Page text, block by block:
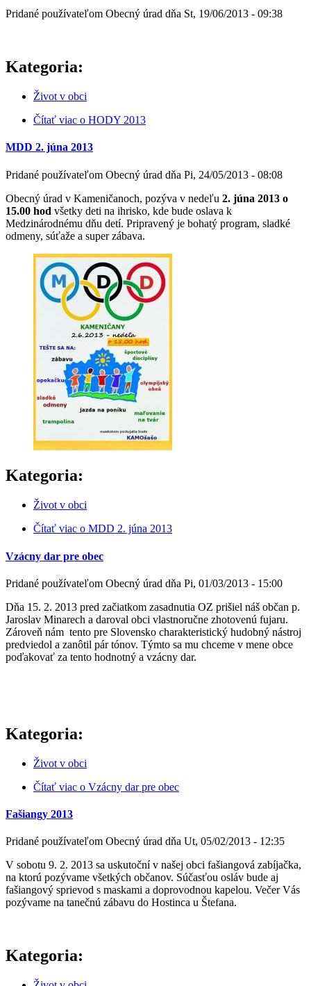
Pridané používateľom Obecný úrad dňa St, 19/06/2013 - 09:38
Kategoria:
Život v obci
Čítať viac o HODY 2013
MDD 2. júna 2013
Pridané používateľom Obecný úrad dňa Pi, 24/05/2013 - 08:08
Obecný úrad v Kameničanoch, pozýva v nedeľu 2. júna 2013 o
15.00 hod všetky deti na ihrisko, kde bude oslava k
Medzinárodnému dňu detí. Pripravený je bohatý program, sladké
odmeny, súťaže a super zábava.
Kategoria:
Život v obci
Čítať viac o MDD 2. júna 2013
Vzácny dar pre obec
Pridané používateľom Obecný úrad dňa Pi, 01/03/2013 - 15:00
Dňa 15. 2. 2013 pred začiatkom zasadnutia OZ prišiel náš občan p.
Jaroslav Minarech a daroval obci vlastnoručne zhotovenú fujaru.
Zároveň nám tento pre Slovensko charakteristický hudobný nástroj
predviedol a zanôtil pár tónov. Týmto sa mu chceme v mene obce
poďakovať za tento hodnotný a vzácny dar.
Kategoria:
Život v obci
Čítať viac o Vzácny dar pre obec
Fašiangy 2013
Pridané používateľom Obecný úrad dňa Ut, 05/02/2013 - 12:35
V sobotu 9. 2. 2013 sa uskutoční v našej obci fašiangová zabíjačka,
na ktorú pozývame všetkých občanov. Súčasťou osláv bude aj
fašiangový sprievod s maskami a doprovodnou kapelou. Večer Vás
pozývame na tanečnú zábavu do Hostinca u Štefana.
Kategoria: